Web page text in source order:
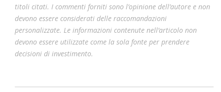
titoli citati. I commenti forniti sono l’opinione dell’autore e non
devono essere considerati delle raccomandazioni
personalizzate. Le informazioni contenute nell’articolo non
devono essere utilizzate come la sola fonte per prendere
decisioni di investimento.